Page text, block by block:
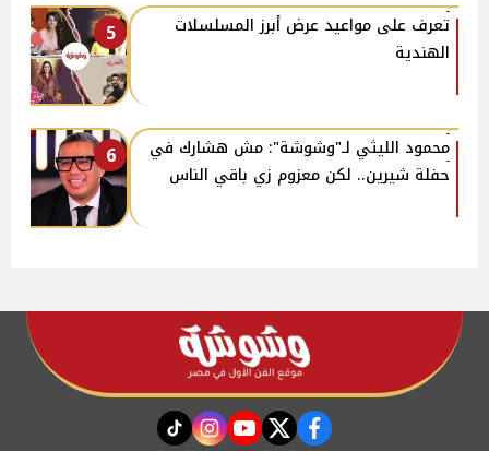
5
تعرف على مواعيد عرض أبرز المسلسلات
الهندية
6
محمود الليثي لـ"وشوشة": مش هشارك في
حفلة شيرين.. لكن معزوم زي باقي الناس
facebook
twitter
youtube
instagram
tiktok